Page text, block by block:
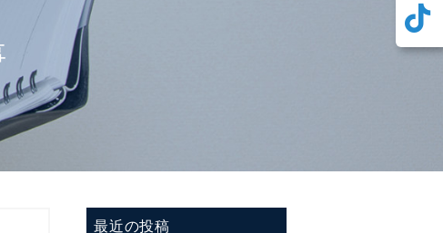
最近の投稿